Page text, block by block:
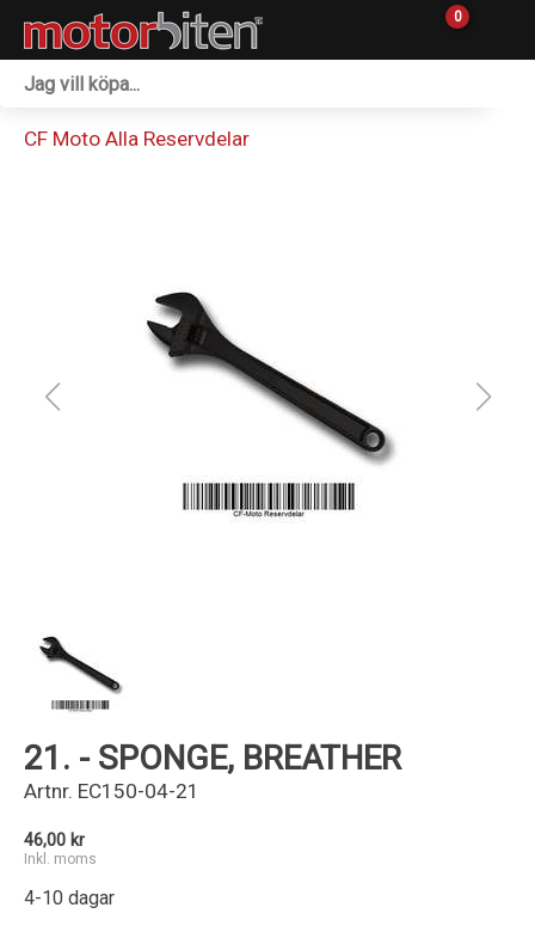
0
Reservdelar
Sprängskisser
CF Moto Alla Reservdelar
21. - SPONGE, BREATHER
Artnr. EC150-04-21
46,00 kr
Inkl. moms
4-10 dagar